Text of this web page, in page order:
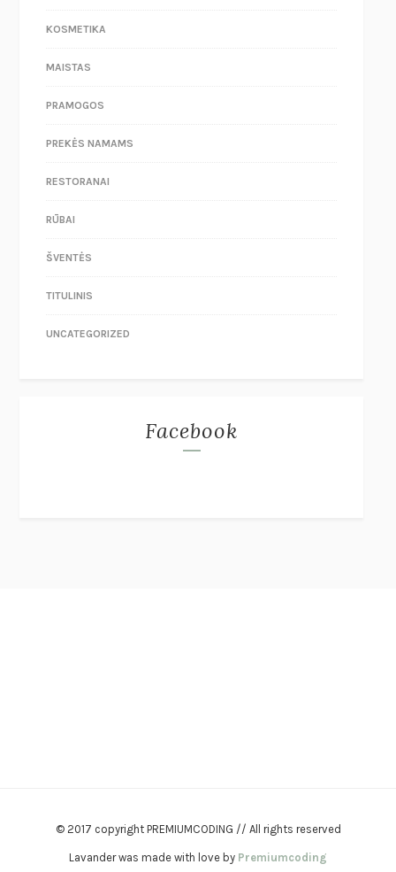
KOSMETIKA
MAISTAS
PRAMOGOS
PREKĖS NAMAMS
RESTORANAI
RŪBAI
ŠVENTĖS
TITULINIS
UNCATEGORIZED
Facebook
© 2017 copyright PREMIUMCODING // All rights reserved
Lavander was made with love by Premiumcoding